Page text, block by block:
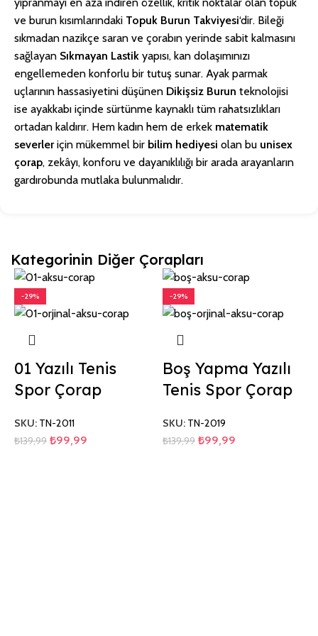
ve burun kısımlarındaki Topuk Burun Takviyesi‘dir. Bileği
sıkmadan nazikçe saran ve çorabın yerinde sabit kalmasını
sağlayan Sıkmayan Lastik yapısı, kan dolaşımınızı
engellemeden konforlu bir tutuş sunar. Ayak parmak
uçlarının hassasiyetini düşünen Dikişsiz Burun teknolojisi
ise ayakkabı içinde sürtünme kaynaklı tüm rahatsızlıkları
ortadan kaldırır. Hem kadın hem de erkek matematik
severleriçin mükemmel bir bilim hediyesi olan bu unisex
çorap, zekâyı, konforu ve dayanıklılığı bir arada arayanların
gardırobunda mutlaka bulunmalıdır.
Kategorinin Diğer Çorapları
-29%
01 Yazılı Tenis
Spor Çorap
SKU: TN-2011
₺139,99 ₺99,99
-29%
Boş Yapma Yazılı
Tenis Spor Çorap
SKU: TN-2019
₺139,99 ₺99,99